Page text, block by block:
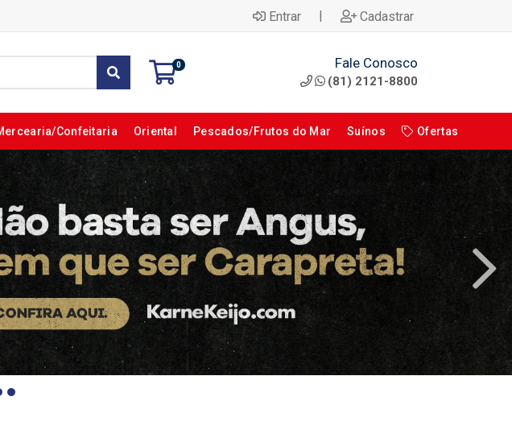
Entrar | Cadastrar
0 Fale Conosco
(81) 2121-8800
Confeitaria Oriental Pescados/Frutos do Mar Suínos Ofertas